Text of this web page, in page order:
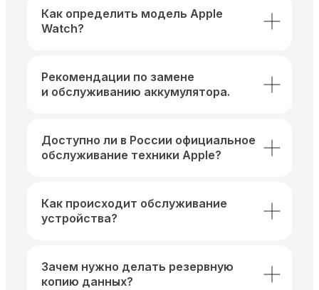
Как определить модель Apple
Watch?
Рекомендации по замене
и обслуживанию аккумулятора.
Доступно ли в России официальное
обслуживание техники Apple?
Как происходит обслуживание
устройства?
Зачем нужно делать резервную
копию данных?